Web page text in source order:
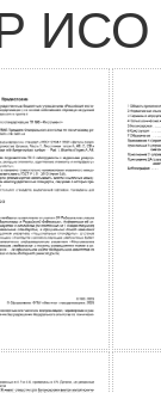
ИСО